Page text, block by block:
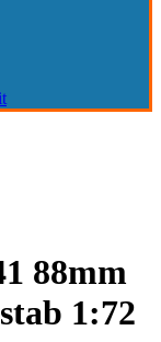
88mm
1:72